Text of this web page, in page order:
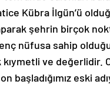
Kübra İlgün’ü
şehrin birçok
nüfusa sahip
kıymetli ve değerlidir.
başladığımız eski